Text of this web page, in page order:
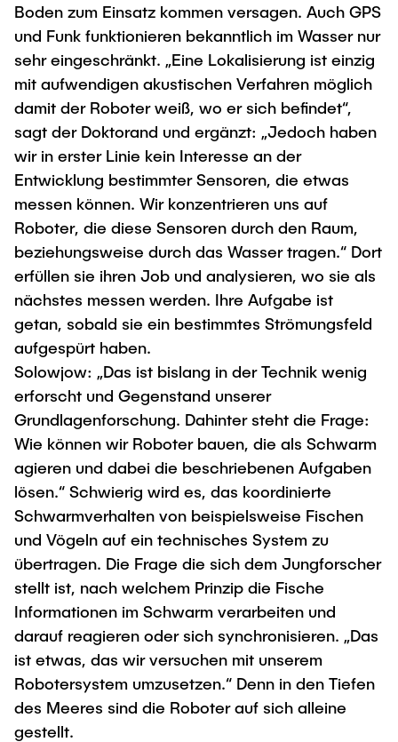
Boden zum Einsatz kommen versagen. Auch GPS
und Funk funktionieren bekanntlich im Wasser nur
sehr eingeschränkt. „Eine Lokalisierung ist einzig
mit aufwendigen akustischen Verfahren möglich
damit der Roboter weiß, wo er sich befindet“,
sagt der Doktorand und ergänzt: „Jedoch haben
wir in erster Linie kein Interesse an der
Entwicklung bestimmter Sensoren, die etwas
messen können. Wir konzentrieren uns auf
Roboter, die diese Sensoren durch den Raum,
beziehungsweise durch das Wasser tragen.“ Dort
erfüllen sie ihren Job und analysieren, wo sie als
nächstes messen werden. Ihre Aufgabe ist
getan, sobald sie ein bestimmtes Strömungsfeld
aufgespürt haben.
Solowjow: „Das ist bislang in der Technik wenig
erforscht und Gegenstand unserer
Grundlagenforschung. Dahinter steht die Frage:
Wie können wir Roboter bauen, die als Schwarm
agieren und dabei die beschriebenen Aufgaben
lösen.“ Schwierig wird es, das koordinierte
Schwarmverhalten von beispielsweise Fischen
und Vögeln auf ein technisches System zu
übertragen. Die Frage die sich dem Jungforscher
stellt ist, nach welchem Prinzip die Fische
Informationen im Schwarm verarbeiten und
darauf reagieren oder sich synchronisieren. „Das
ist etwas, das wir versuchen mit unserem
Robotersystem umzusetzen.“ Denn in den Tiefen
des Meeres sind die Roboter auf sich alleine
gestellt.